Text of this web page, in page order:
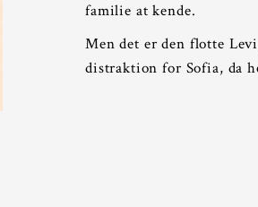
familie at kende.
Men det er den flotte
distraktion for Sofia, da